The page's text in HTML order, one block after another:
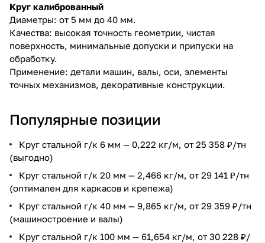
Круг калиброванный
Диаметры: от 5 мм до 40 мм.
Качества: высокая точность геометрии, чистая
поверхность, минимальные допуски и припуски на
обработку.
Применение: детали машин, валы, оси, элементы
точных механизмов, декоративные конструкции.
Популярные позиции
Круг стальной г/к 6 мм — 0,222 кг/м, от 25 358 ₽/тн
(выгодно)
Круг стальной г/к 20 мм — 2,466 кг/м, от 29 141 ₽/тн
(оптимален для каркасов и крепежа)
Круг стальной г/к 40 мм — 9,865 кг/м, от 29 359 ₽/тн
(машиностроение и валы)
Круг стальной г/к 100 мм — 61,654 кг/м, от 30 228 ₽/